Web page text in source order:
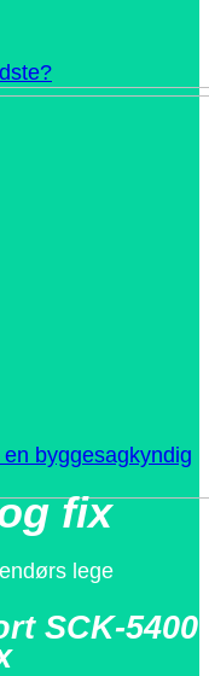
byggesagkyndig
fix
lege
SCK-5400